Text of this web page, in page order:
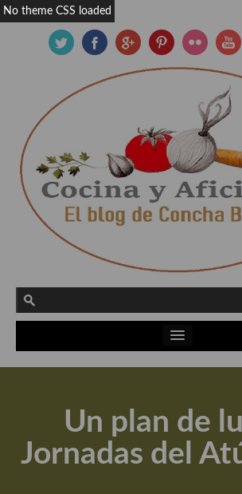
Actualidad y recomendaciones
Apuntes, estudios sobre temas interesantes
Aceite de Oliva Virgen Extra (AOVE)
Un plan de
Jornadas del
No theme CSS loaded